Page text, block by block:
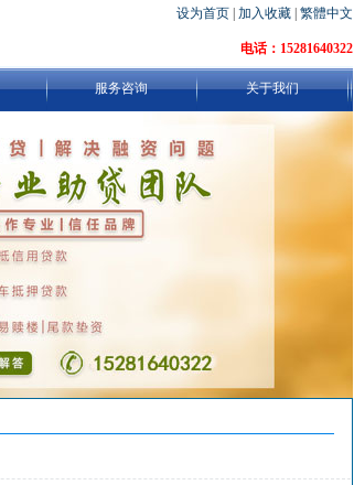
设为首页 加入收藏 繁體中文
电话：15281640322
服务咨询 关于我们